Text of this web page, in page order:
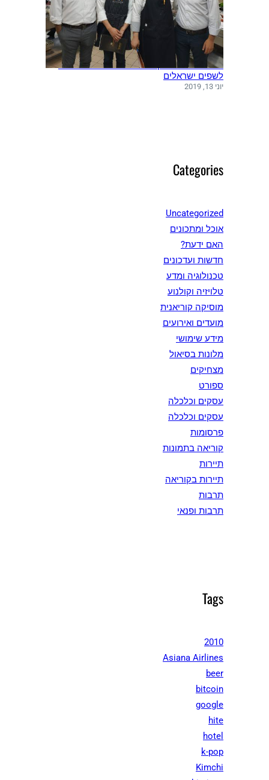
משלחת שפים מקוריאה ערכה סדנאות בישול
לשפים ישראלים
יוני 13, 2019
Categories
Uncategorized
אוכל ומתכונים
האם ידעת?
חדשות ועדכונים
טכנולוגיה ומדע
טלויזיה וקולנוע
מוסיקה קוריאנית
מועדים ואירועים
מידע שימושי
מלונות בסיאול
מצחיקים
ספורט
עסקים וכלכלה
עסקים וכלכלה
פרסומות
קוריאה בתמונות
תיירות
תיירות בקוריאה
תרבות
תרבות ופנאי
Tags
2010
Asiana Airlines
beer
bitcoin
google
hite
hotel
k-pop
Kimchi